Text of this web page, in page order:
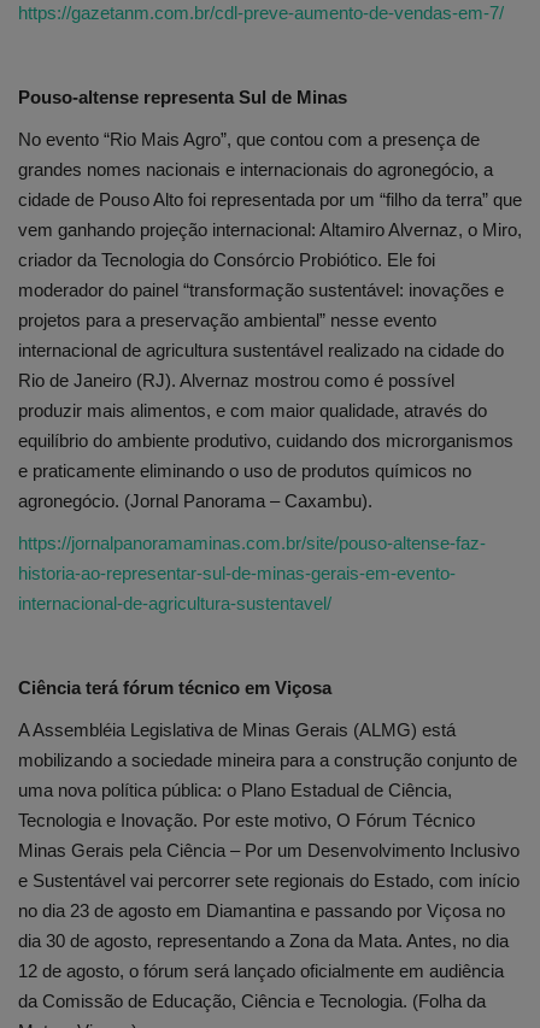
https://gazetanm.com.br/cdl-preve-aumento-de-vendas-em-7/
Pouso-altense representa Sul de Minas
No evento “Rio Mais Agro”, que contou com a presença de
grandes nomes nacionais e internacionais do agronegócio, a
cidade de Pouso Alto foi representada por um “filho da terra” que
vem ganhando projeção internacional: Altamiro Alvernaz, o Miro,
criador da Tecnologia do Consórcio Probiótico. Ele foi
moderador do painel “transformação sustentável: inovações e
projetos para a preservação ambiental” nesse evento
internacional de agricultura sustentável realizado na cidade do
Rio de Janeiro (RJ). Alvernaz mostrou como é possível
produzir mais alimentos, e com maior qualidade, através do
equilíbrio do ambiente produtivo, cuidando dos microrganismos
e praticamente eliminando o uso de produtos químicos no
agronegócio. (Jornal Panorama – Caxambu).
https://jornalpanoramaminas.com.br/site/pouso-altense-faz-
historia-ao-representar-sul-de-minas-gerais-em-evento-
internacional-de-agricultura-sustentavel/
Ciência terá fórum técnico em Viçosa
A Assembléia Legislativa de Minas Gerais (ALMG) está
mobilizando a sociedade mineira para a construção conjunto de
uma nova política pública: o Plano Estadual de Ciência,
Tecnologia e Inovação. Por este motivo, O Fórum Técnico
Minas Gerais pela Ciência – Por um Desenvolvimento Inclusivo
e Sustentável vai percorrer sete regionais do Estado, com início
no dia 23 de agosto em Diamantina e passando por Viçosa no
dia 30 de agosto, representando a Zona da Mata. Antes, no dia
12 de agosto, o fórum será lançado oficialmente em audiência
da Comissão de Educação, Ciência e Tecnologia. (Folha da